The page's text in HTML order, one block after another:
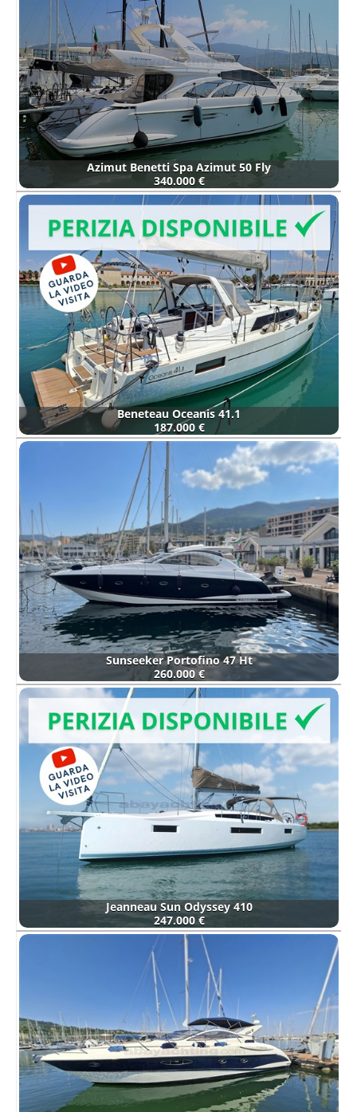
Azimut Benetti Spa Azimut 50 Fly
340.000 €
Beneteau Oceanis 41.1
187.000 €
Sunseeker Portofino 47 Ht
260.000 €
Jeanneau Sun Odyssey 410
247.000 €